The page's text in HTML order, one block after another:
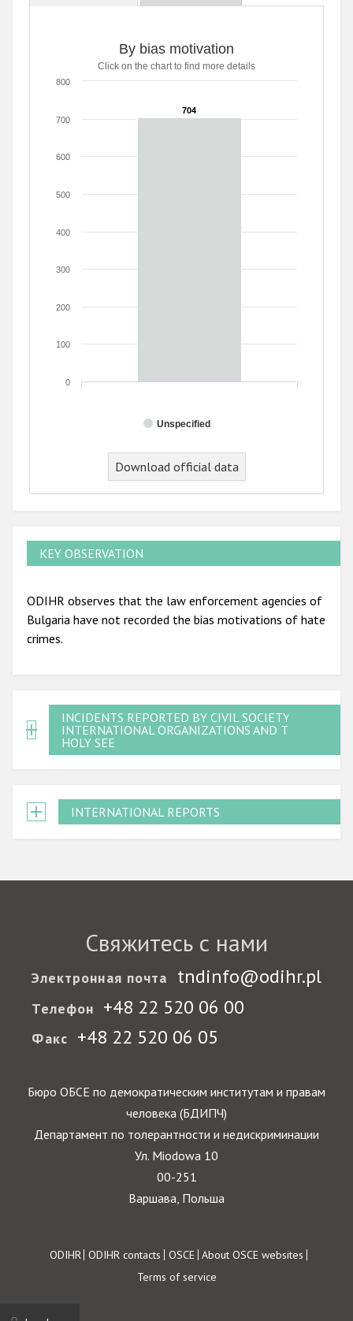
Bar chart with 1 bar.
Click on the chart to find more details
The chart has 1 Y axis displaying values. Range: 0 to 800.
By bias motivation
Click on the chart to find more details
704
704
Unspecified
0
100
200
300
400
500
600
700
800
End of interactive chart.
Download official data
KEY OBSERVATION
ODIHR observes that the law enforcement agencies of
Bulgaria have not recorded the bias motivations of hate
crimes.
INCIDENTS REPORTED BY CIVIL SOCIETY,
INTERNATIONAL ORGANIZATIONS AND THE
HOLY SEE
INTERNATIONAL REPORTS
Свяжитесь с нами
Электронная почта tndinfo@odihr.pl
Телефон +48 22 520 06 00
Факс +48 22 520 06 05
Бюро ОБСЕ по демократическим институтам и правам
человека (БДИПЧ)
Департамент по толерантности и недискриминации
Ул. Miodowa 10
00-251
Варшава, Польша
Footer
ODIHR ODIHR contacts OSCE About OSCE websites
Terms of service